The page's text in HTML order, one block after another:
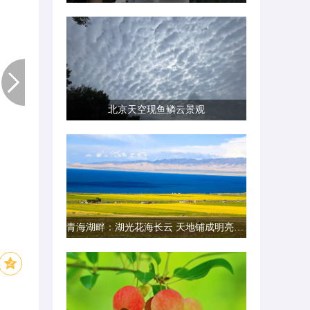
北京天空现鱼鳞云景观
青海湖畔：湖光花海长云 天地铺成明亮画卷